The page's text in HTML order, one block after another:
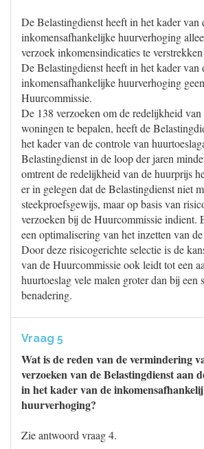
De Belastingdienst heeft in het kader van
inkomensafhankelijke huurverhoging
verzoek inkomensindicaties te
De Belastingdienst heeft in het kader van
inkomensafhankelijke huurverhoging
Huurcommissie.
De 138 verzoeken om de redelijkheid
woningen te bepalen, heeft de
het kader van de controle van
Belastingdienst in de loop der jaren
omtrent de redelijkheid van de huurprijs
er in gelegen dat de Belastingdienst niet
steekproefsgewijs, maar op basis van
verzoeken bij de Huurcommissie indient.
een optimalisering van het inzetten van
Door deze risicogerichte selectie is de
van de Huurcommissie ook leidt tot een
huurtoeslag vele malen groter dan bij een
benadering.
Vraag 5
Wat is de reden van de vermindering
verzoeken van de Belastingdienst aan
in het kader van de
huurverhoging?
Zie antwoord vraag 4.